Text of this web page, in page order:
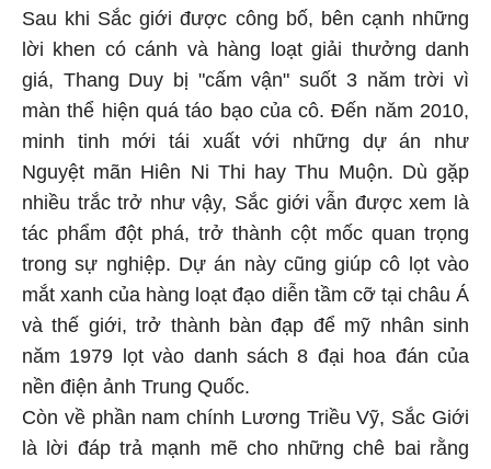
Sau khi Sắc giới được công bố, bên cạnh những
lời khen có cánh và hàng loạt giải thưởng danh
giá, Thang Duy bị "cấm vận" suốt 3 năm trời vì
màn thể hiện quá táo bạo của cô. Đến năm 2010,
minh tinh mới tái xuất với những dự án như
Nguyệt mãn Hiên Ni Thi hay Thu Muộn. Dù gặp
nhiều trắc trở như vậy, Sắc giới vẫn được xem là
tác phẩm đột phá, trở thành cột mốc quan trọng
trong sự nghiệp. Dự án này cũng giúp cô lọt vào
mắt xanh của hàng loạt đạo diễn tầm cỡ tại châu Á
và thế giới, trở thành bàn đạp để mỹ nhân sinh
năm 1979 lọt vào danh sách 8 đại hoa đán của
nền điện ảnh Trung Quốc.
Còn về phần nam chính Lương Triều Vỹ, Sắc Giới
là lời đáp trả mạnh mẽ cho những chê bai rằng